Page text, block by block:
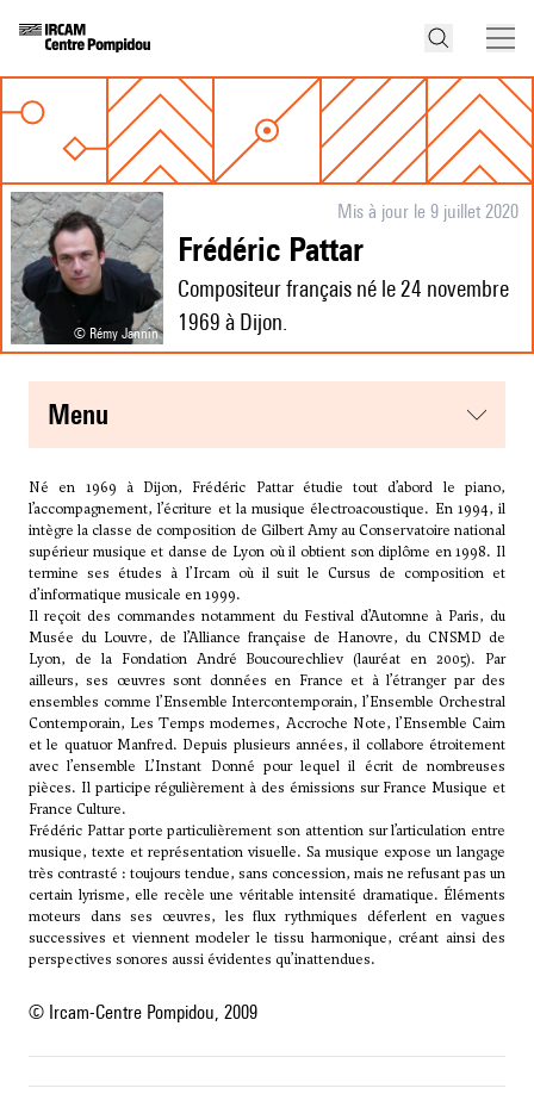
© Rémy Jannin
Mis à jour le 9 juillet 2020
Frédéric Pattar
Compositeur français né le 24 novembre
1969 à Dijon.
menu
Né en 1969 à Dijon, Frédéric Pattar étudie tout d’abord le piano,
l’accompagnement, l’écriture et la musique électroacoustique. En 1994, il
intègre la classe de composition de Gilbert Amy au Conservatoire national
supérieur musique et danse de Lyon où il obtient son diplôme en 1998. Il
termine ses études à l’Ircam où il suit le Cursus de composition et
d’informatique musicale en 1999.
Il reçoit des commandes notamment du Festival d’Automne à Paris, du
Musée du Louvre, de l’Alliance française de Hanovre, du CNSMD de
Lyon, de la Fondation André Boucourechliev (lauréat en 2005). Par
ailleurs, ses œuvres sont données en France et à l’étranger par des
ensembles comme l’Ensemble Intercontemporain, l’Ensemble Orchestral
Contemporain, Les Temps modernes, Accroche Note, l’Ensemble Cairn
et le quatuor Manfred. Depuis plusieurs années, il collabore étroitement
avec l’ensemble L’Instant Donné pour lequel il écrit de nombreuses
pièces. Il participe régulièrement à des émissions sur France Musique et
France Culture.
Frédéric Pattar porte particulièrement son attention sur l’articulation entre
musique, texte et représentation visuelle. Sa musique expose un langage
très contrasté : toujours tendue, sans concession, mais ne refusant pas un
certain lyrisme, elle recèle une véritable intensité dramatique. Éléments
moteurs dans ses œuvres, les flux rythmiques déferlent en vagues
successives et viennent modeler le tissu harmonique, créant ainsi des
perspectives sonores aussi évidentes qu’inattendues.
© Ircam-Centre Pompidou, 2009